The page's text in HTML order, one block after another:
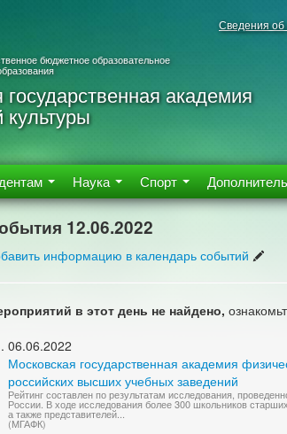
Сведения об
бюджетное образовательное
государственная академия
культуры
Наука Спорт
12.06.2022
информацию в календарь событий
в этот день не найдено,
06.06.2022
Московская государственная академия
российских высших учебных заведений
Рейтинг составлен по результатам исследования,
России. В ходе исследования более 300 школьников
а также представителей...
(МГАФК)